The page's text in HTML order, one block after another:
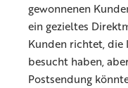
gewonnenen
ein gezieltes
Kunden richtet, die
besucht haben,
Postsendung